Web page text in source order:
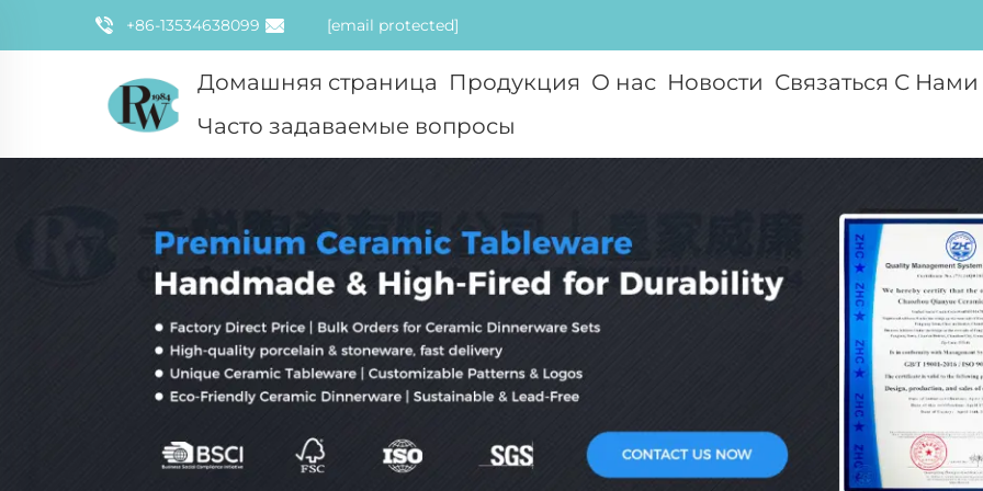
+86-13534638099 [email protected]
Домашняя страница Продукция О нас Новости Связаться С Нами
Часто задаваемые вопросы